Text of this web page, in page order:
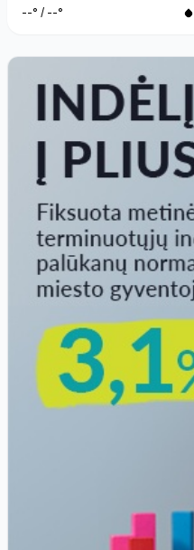
--° / --°